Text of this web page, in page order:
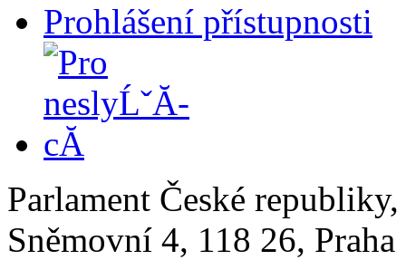
Prohlášení přístupnosti
Parlament České
Sněmovní 4, 118 26,